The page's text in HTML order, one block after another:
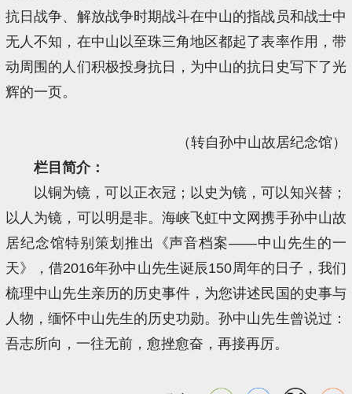
抗日战争、解放战争时期战斗在中山的指战员和战士中
无人不知，在中山以至珠三角地区都起了表率作用，带
动周围的人们积极投身抗日，为中山的抗日史写下了光
辉的一页。
（转自孙中山故居纪念馆）
栏目简介：
以铜为镜，可以正衣冠；以史为镜，可以知兴替；
以人为镜，可以明是非。海峡飞虹中文网携手孙中山故
居纪念馆特别策划推出《声音档案——中山先生的一
天》，借2016年孙中山先生诞辰150周年的日子，我们
梳理中山先生亲历的历史事件，为您讲述民国的史事与
人物，缅怀中山先生的历史功勋。孙中山先生曾说过：
吾志所向，一往无前，愈挫愈奋，再接再厉。